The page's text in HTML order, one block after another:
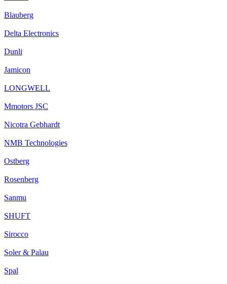
Blauberg
Delta Electronics
Dunli
Jamicon
LONGWELL
Mmotors JSC
Nicotra Gebhardt
NMB Technologies
Ostberg
Rosenberg
Sanmu
SHUFT
Sirocco
Soler & Palau
Spal